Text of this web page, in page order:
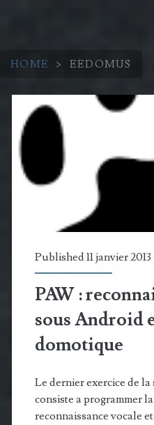
HOME > EEDOMUS
Étiquette :
Published 11 janvier
PAW :
sous Android
domotique
Le dernier exercice de
consiste a programmer
reconnaissance vocale